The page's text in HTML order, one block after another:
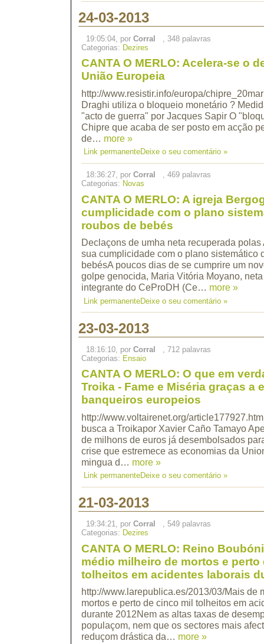
24-03-2013
19:05:04, por Corral
, 348 palavras
Categorias: Dezires
CANTA O MERLO: Acelera-se o
União Europeia
http://www.resistir.info/europa/
Draghi utiliza o bloqueio monetário ?
"acto de guerra" por Jacques Sapir O
Chipre que acaba de ser posto em acção
de… more »
Link permanenteDeixe o seu comentário »
18:36:27, por Corral
, 469 palavras
Categorias: Novas
CANTA O MERLO: A igreja
cumplicidade com o plano
roubos de bebés
Declaçons de umha neta recuperada polas
sua cumplicidade com o plano sistemático
bebésA poucos dias de se cumprire um
golpe genocida, Maria Vitória Moyano,
integrante do CeProDH (Ce… more »
Link permanenteDeixe o seu comentário »
23-03-2013
18:16:10, por Corral
, 712 palavras
Categorias: Ensaio
CANTA O MERLO: O que em
Troika - Fame e Miséria graças a
banqueiros europeios
http://www.voltairenet.org/
busca a Troikapor Xavier Caño Tamayo
de milhons de euros já desembolsados
crise que estremece as economias da
mingua d… more »
Link permanenteDeixe o seu comentário »
21-03-2013
19:34:21, por Corral
, 549 palavras
Categorias: Dezires
CANTA O MERLO: Reino
médio milheiro de mortos e perto
tolheitos em acidentes laborais
http://www.larepublica.es/2013/03/Mais de
mortos e perto de cinco mil tolheitos em
durante 2012Nem as altas taxas de
populaçom, nem que os sectores mais
reduçom drástica da… more »